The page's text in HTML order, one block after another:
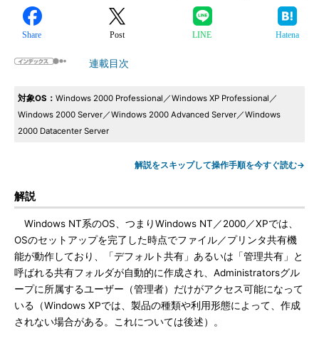
Share Post LINE Hatena
連載目次
対象OS： Windows 2000 Professional／Windows XP Professional／
Windows 2000 Server／Windows 2000 Advanced Server／Windows
2000 Datacenter Server
解説をスキップして操作手順を今すぐ読む→
解説
Windows NT系のOS、つまりWindows NT／2000／XPでは、
OSのセットアップを完了した時点でファイル／プリンタ共有機
能が動作しており、「デフォルト共有」あるいは「管理共有」と
呼ばれる共有フォルダが自動的に作成され、Administratorsグル
ープに所属するユーザー（管理者）だけがアクセス可能になって
いる（Windows XPでは、製品の種類や利用形態によって、作成
されない場合がある。これについては後述）。